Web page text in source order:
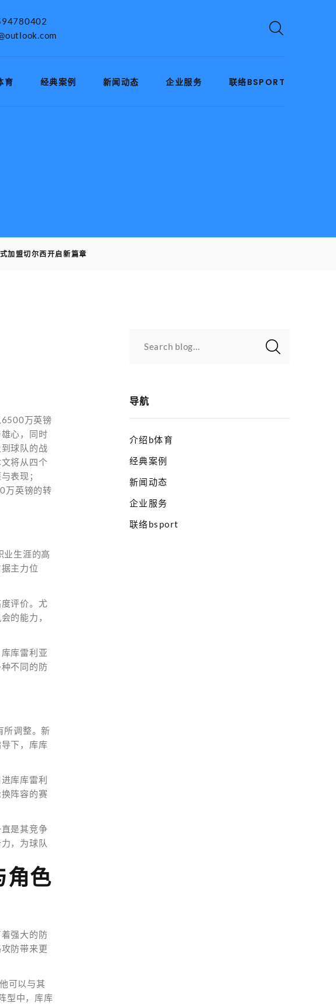
育 经典案例 新闻动态 企业服务 联络BSPORT
加盟切尔西开启新篇章
6500万英镑
心，同时
球队的战
将从四个
表现；
万英镑的转
业生涯的高
主力位
评价。尤
的能力，
库雷利亚
不同的防
所调整。新
下，库库
库库雷利
阵容的赛
是其竞争
，为球队
角色
强大的防
防带来更
可以与其
型中，库库
Search blog...
导航
介绍b体育
经典案例
新闻动态
企业服务
联络bsport